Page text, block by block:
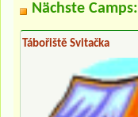
Nächste Camps:
Tábořiště Svitačka